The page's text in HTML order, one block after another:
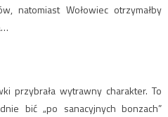
natomiast Wołowiec otrzymałby
przybrała wytrawny charakter. To
bić „po sanacyjnych bonzach”